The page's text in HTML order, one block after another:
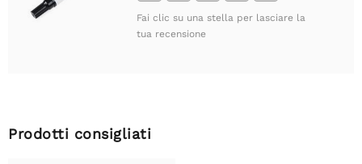
Fai clic su una stella per lasciare la
tua recensione
Prodotti consigliati